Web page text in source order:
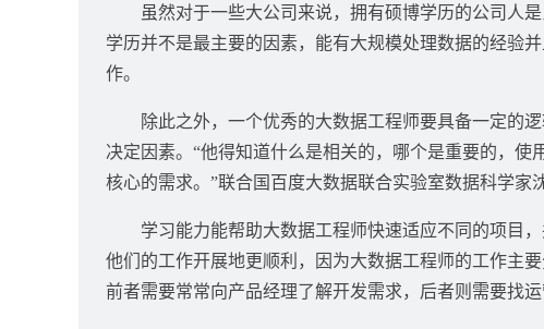
虽然对于一些大公司来说，拥有硕博学历的公司人是
学历并不是最主要的因素，能有大规模处理数据的经验
作。
除此之外，一个优秀的大数据工程师要具备一定的逻
决定因素。“他得知道什么是相关的，哪个是重要的，
核心的需求。”联合国百度大数据联合实验室数据科学家
学习能力能帮助大数据工程师快速适应不同的项目，
他们的工作开展地更顺利，因为大数据工程师的工作主
前者需要常常向产品经理了解开发需求，后者则需要找